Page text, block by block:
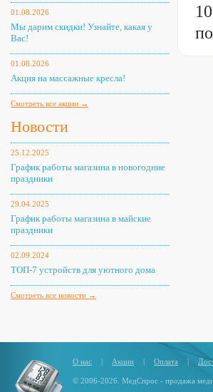
01.08.2026
Мы дарим скидки! Узнайте, какая у
Вас!
01.08.2026
Акция на массажные кресла!
Смотреть все акции →
Новости
25.12.2025
График работы магазина в новогодние
праздники
29.04.2025
График работы магазина в майские
праздники
02.09.2024
ТОП-7 устройств для уютного дома
Смотреть все новости →
О нас | Акции | Оплата |
© 2006-2026. МедСпрос - продажа